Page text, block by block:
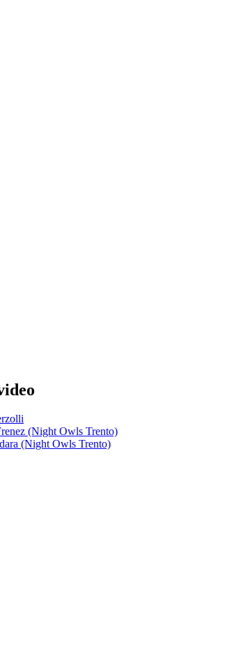
(Night Owls Trento)
(Night Owls Trento)